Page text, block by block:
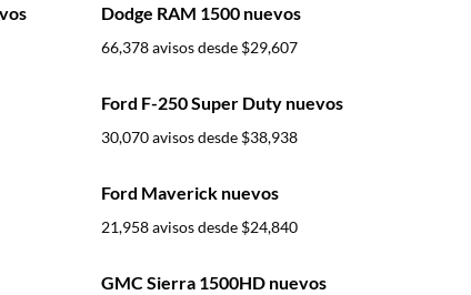
Dodge RAM 1500 nuevos
66,378 avisos desde $29,607
Ford F-250 Super Duty nuevos
30,070 avisos desde $38,938
Ford Maverick nuevos
21,958 avisos desde $24,840
GMC Sierra 1500HD nuevos